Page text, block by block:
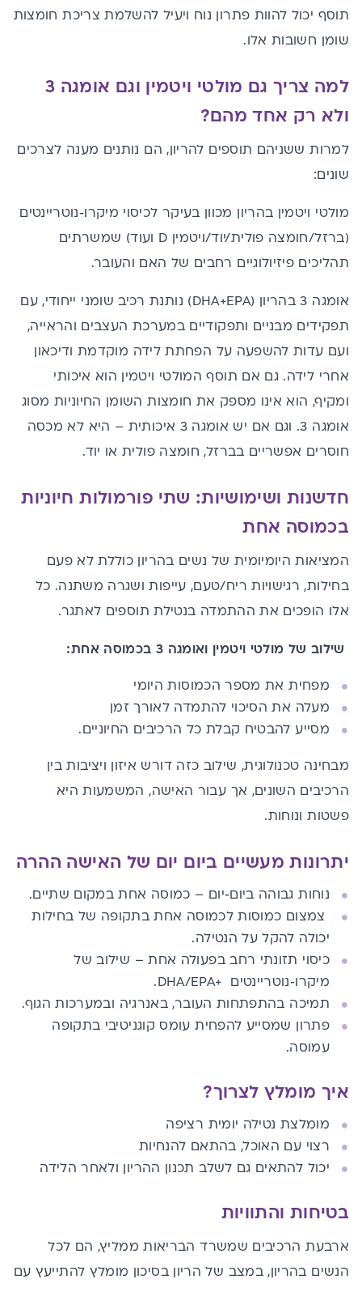
תוסף יכול להוות פתרון נוח ויעיל להשלמת צריכת חומצות
שומן חשובות אלו.
למה צריך גם מולטי ויטמין וגם אומגה 3
ולא רק אחד מהם?
למרות ששניהם תוספים להריון, הם נותנים מענה לצרכים
שונים:
מולטי ויטמין בהריון מכוון בעיקר לכיסוי מיקרו‑נוטריינטים
(ברזל/חומצה פולית/יוד/ויטמין D
ועוד) שמשרתים
תהליכים פיזיולוגיים רחבים של האם והעובר.
אומגה 3 בהריון (DHA+EPA) נותנת רכיב שומני ייחודי, עם
תפקידים מבניים ותפקודיים במערכת העצבים והראייה,
ועם עדות להשפעה על הפחתת לידה מוקדמת ודיכאון
אחרי לידה. גם אם תוסף המולטי ויטמין הוא איכותי
ומקיף, הוא אינו מספק את חומצות השומן החיוניות מסוג
אומגה 3. וגם אם יש אומגה 3 איכותית – היא לא מכסה
חוסרים אפשריים בברזל, חומצה פולית או יוד.
חדשנות ושימושיות: שתי פורמולות חיוניות
בכמוסה אחת
המציאות היומיומית של נשים בהריון כוללת לא פעם
בחילות, רגישויות ריח/טעם, עייפות ושגרה משתנה. כל
אלו הופכים את ההתמדה בנטילת תוספים לאתגר.
שילוב של מולטי ויטמין ואומגה 3 בכמוסה אחת:
מפחית את מספר הכמוסות היומי
מעלה את הסיכוי להתמדה לאורך זמן
מסייע להבטיח קבלת כל הרכיבים החיוניים.
מבחינה טכנולוגית, שילוב כזה דורש איזון ויציבות בין
הרכיבים השונים, אך עבור האישה, המשמעות היא
פשטות ונוחות.
יתרונות מעשיים ביום יום של האישה ההרה
נוחות גבוהה ביום‑יום – כמוסה אחת במקום שתיים.
צמצום כמוסות לכמוסה אחת בתקופה של בחילות
יכולה להקל על הנטילה.
כיסוי תזונתי רחב בפעולה אחת – שילוב של
מיקרו‑נוטריינטים +DHA/EPA.
תמיכה בהתפתחות העובר, באנרגיה ובמערכות הגוף.
פתרון שמסייע להפחית עומס קוגניטיבי בתקופה
עמוסה.
איך מומלץ לצרוך?
מומלצת נטילה יומית רציפה
רצוי עם האוכל, בהתאם להנחיות
יכול להתאים גם לשלב תכנון ההריון ולאחר הלידה
בטיחות והתוויות
ארבעת הרכיבים שמשרד הבריאות ממליץ, הם לכל
הנשים בהריון, במצב של הריון בסיכון מומלץ להתייעץ עם